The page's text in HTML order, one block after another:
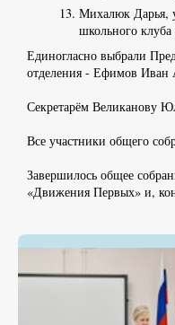
Михалюк Дарья,
школьного
Единогласно выбрали
отделения - Ефимов Иван
Секретарём Великанову
Все участники общего
Завершилось общее
«Движения Первых» и,